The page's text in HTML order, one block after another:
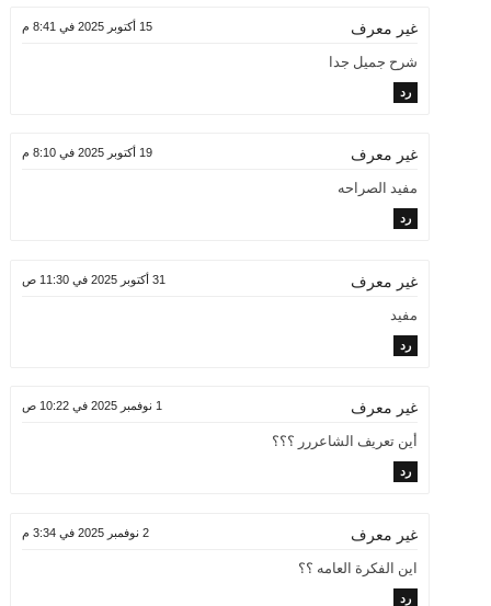
غير معرف 15 أكتوبر 2025 في 8:41 م
شرح جميل جدا
رد
غير معرف 19 أكتوبر 2025 في 8:10 م
مفيد الصراحه
رد
غير معرف 31 أكتوبر 2025 في 11:30 ص
مفيد
رد
غير معرف 1 نوفمبر 2025 في 10:22 ص
أين تعريف الشاعررر ؟؟؟
رد
غير معرف 2 نوفمبر 2025 في 3:34 م
اين الفكرة العامه ؟؟
رد